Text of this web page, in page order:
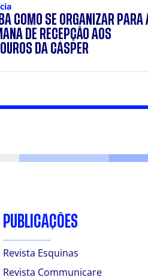
COMO SE ORGANIZAR PARA
DE RECEPÇÃO AOS
DA CÁSPER
PUBLICAÇÕES
Revista Esquinas
Revista Communicare